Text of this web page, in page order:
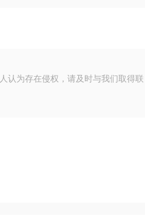
认为存在侵权，请及时与我们取得联